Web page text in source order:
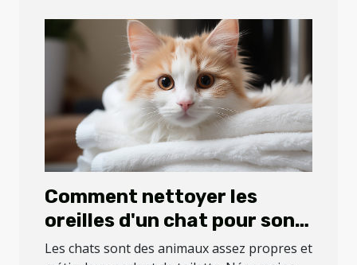
Comment nettoyer les
oreilles d'un chat pour son
bien-être ?
Les chats sont des animaux assez propres et